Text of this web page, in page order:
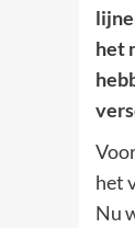
het
het
Nu